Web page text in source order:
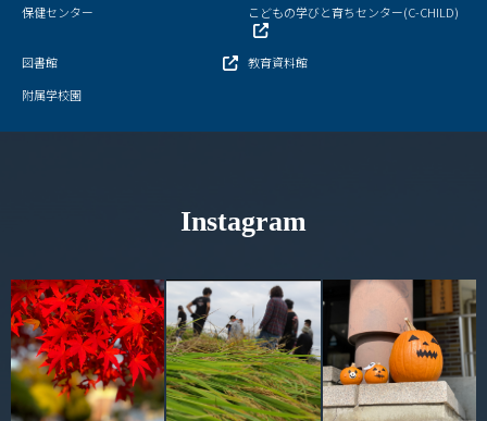
保健センター
こどもの学びと育ちセンター(C-CHILD)
図書館
教育資料館
附属学校園
Instagram